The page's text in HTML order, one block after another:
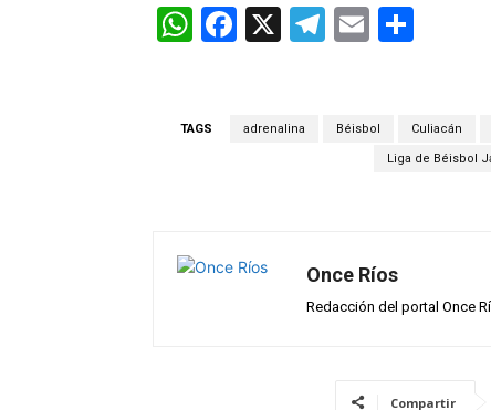
W
s
F
b
X
T
gr
E
p
ar
TAGS adrenalina Béisbol Culiacán
Liga de Béisbol
Once Ríos
Redacción del portal Once
Compartir